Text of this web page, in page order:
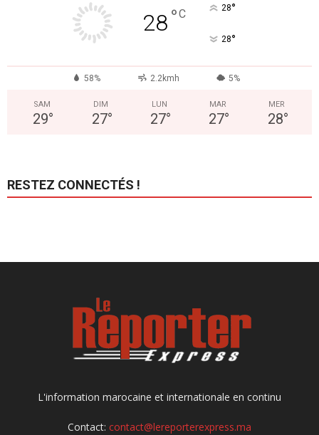
28°C 28°
28°
58% 2.2kmh 5%
SAM
29°
DIM
27°
LUN
27°
MAR
27°
MER
28°
RESTEZ CONNECTÉS !
L'information marocaine et internationale en continu
Contact: contact@lereporterexpress.ma